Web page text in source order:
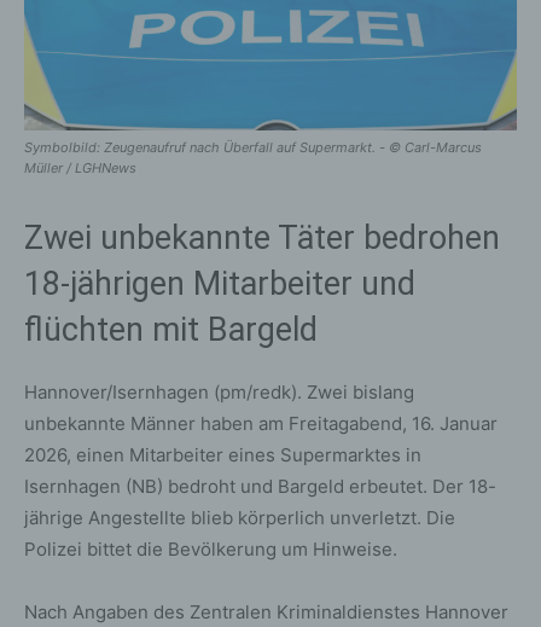
Symbolbild: Zeugenaufruf nach Überfall auf Supermarkt. - © Carl-Marcus
Müller / LGHNews
Zwei unbekannte Täter bedrohen
18-jährigen Mitarbeiter und
flüchten mit Bargeld
Hannover/Isernhagen (pm/redk). Zwei bislang
unbekannte Männer haben am Freitagabend, 16. Januar
2026, einen Mitarbeiter eines Supermarktes in
Isernhagen (NB) bedroht und Bargeld erbeutet. Der 18-
jährige Angestellte blieb körperlich unverletzt. Die
Polizei bittet die Bevölkerung um Hinweise.
Nach Angaben des Zentralen Kriminaldienstes Hannover